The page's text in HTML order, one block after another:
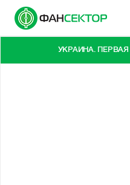
УКРАИНА. ПЕРВАЯ